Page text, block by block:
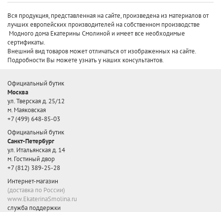
Вся продукция, представленная на сайте, произведена из материалов от
лучших европейских производителей на собственном производстве
Модного дома Екатерины Смолиной и имеет все необходимые
сертификаты.
Внешний вид товаров может отличаться от изображенных на сайте.
Подробности Вы можете узнать у наших консультантов.
Официальный бутик
Москва
ул. Тверская д. 25/12
м. Маяковская
+7 (499) 648-85-03
Официальный бутик
Санкт-Петербург
ул. Итальянская д. 14
м. Гостиный двор
+7 (812) 389-25-28
Интернет-магазин
(доставка по России)
www.EkaterinaSmolina.ru
служба поддержки